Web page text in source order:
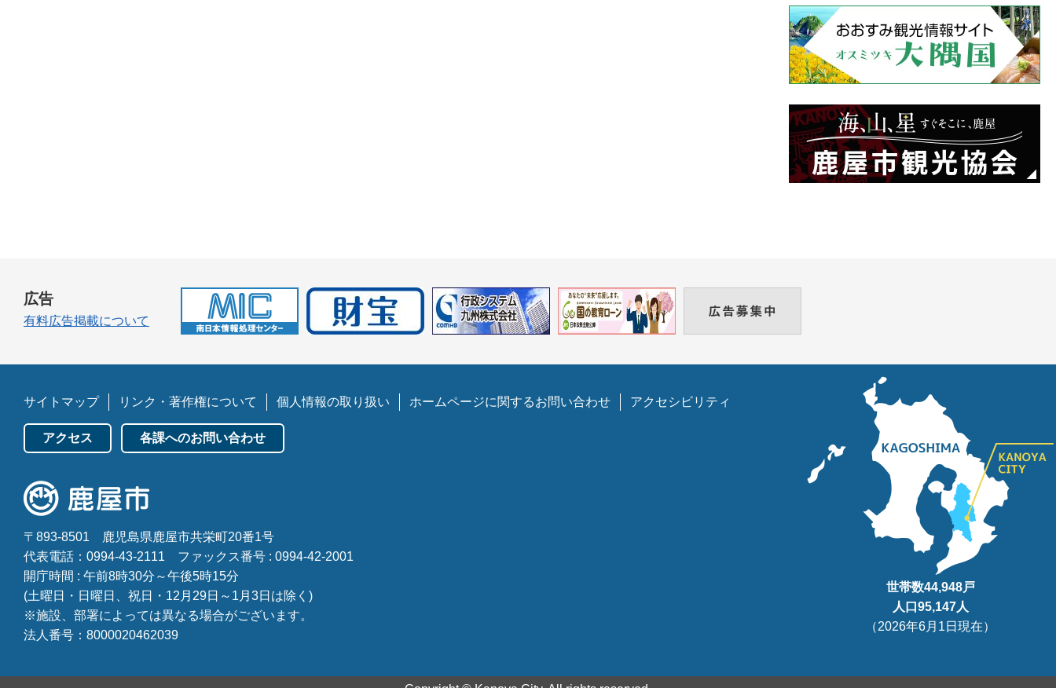
広告
有料広告掲載について
サイトマップ リンク・著作権について 個人情報の取り扱い ホームページに関するお問い合わせ アクセシビリティ
アクセス 各課へのお問い合わせ
〒893-8501
鹿児島県鹿屋市共栄町20番1号
代表電話：0994-43-2111
ファックス番号 : 0994-42-2001
開庁時間 : 午前8時30分～午後5時15分
(土曜日・日曜日、祝日・12月29日～1月3日は除く)
※施設、部署によっては異なる場合がございます。
法人番号：8000020462039
世帯数44,948戸
人口95,147人
（2026年6月1日現在）